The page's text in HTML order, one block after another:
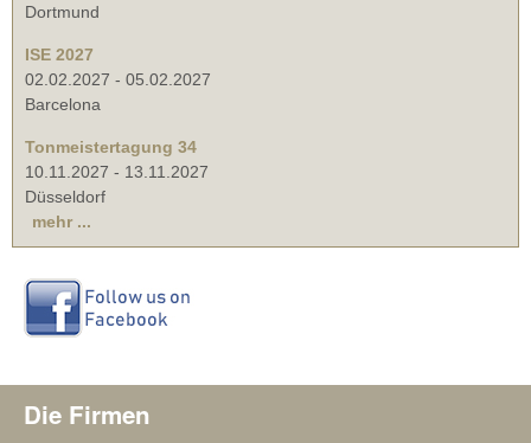
Dortmund
ISE 2027
02.02.2027 - 05.02.2027
Barcelona
Tonmeistertagung 34
10.11.2027 - 13.11.2027
Düsseldorf
mehr ...
Die Firmen